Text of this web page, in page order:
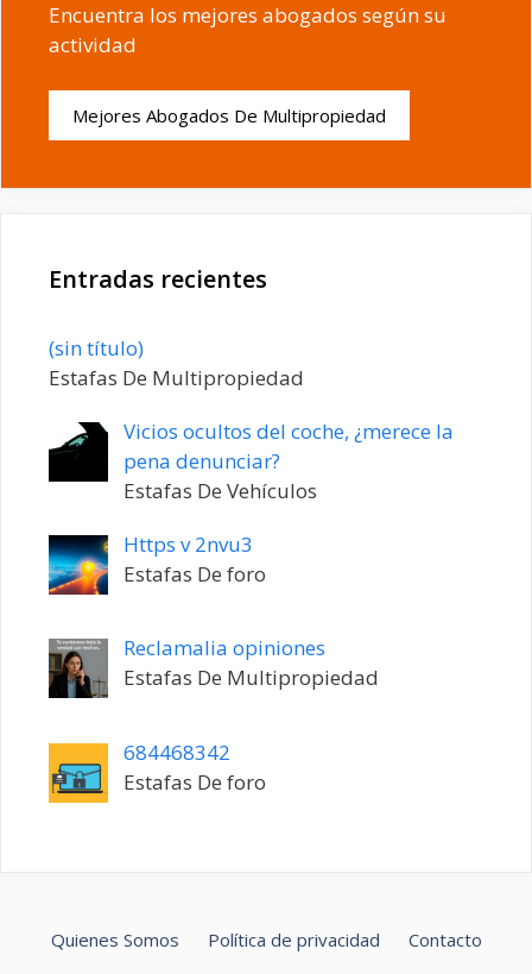
Encuentra los mejores abogados según su
actividad
Mejores Abogados De Multipropiedad
Entradas recientes
(sin título)Entrada
20198
Estafas De Multipropiedad
Vicios ocultos del coche, ¿merece la
pena denunciar?
Estafas De Vehículos
Https v 2nvu3
Estafas De foro
Reclamalia opiniones
Estafas De Multipropiedad
684468342
Estafas De foro
Quienes Somos Política de privacidad Contacto